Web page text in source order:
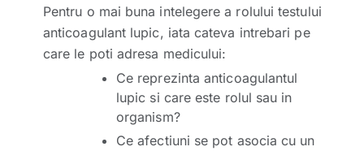
Pentru o mai buna intelegere a rolului testului
anticoagulant lupic, iata cateva intrebari pe
care le poti adresa medicului:
Ce reprezinta anticoagulantul
lupic si care este rolul sau in
organism?
Ce afectiuni se pot asocia cu un